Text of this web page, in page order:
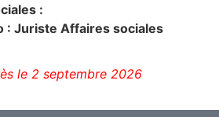
:
: Juriste Affaires sociales
le 2 septembre 2026